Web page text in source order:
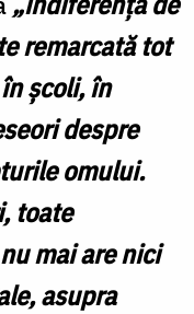
remarcată tot
școli, în
despre
omului.
toate
mai are nici
asupra